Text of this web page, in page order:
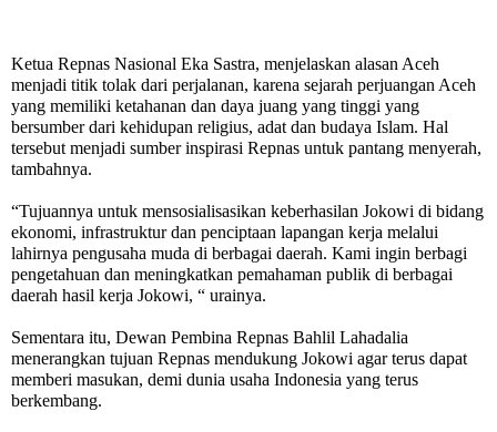
Ketua Repnas Nasional Eka Sastra, menjelaskan alasan Aceh
menjadi titik tolak dari perjalanan, karena sejarah perjuangan Aceh
yang memiliki ketahanan dan daya juang yang tinggi yang
bersumber dari kehidupan religius, adat dan budaya Islam. Hal
tersebut menjadi sumber inspirasi Repnas untuk pantang menyerah,
tambahnya.
“Tujuannya untuk mensosialisasikan keberhasilan Jokowi di bidang
ekonomi, infrastruktur dan penciptaan lapangan kerja melalui
lahirnya pengusaha muda di berbagai daerah. Kami ingin berbagi
pengetahuan dan meningkatkan pemahaman publik di berbagai
daerah hasil kerja Jokowi, “ urainya.
Sementara itu, Dewan Pembina Repnas Bahlil Lahadalia
menerangkan tujuan Repnas mendukung Jokowi agar terus dapat
memberi masukan, demi dunia usaha Indonesia yang terus
berkembang.